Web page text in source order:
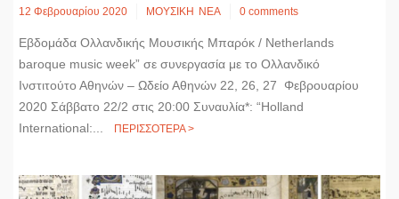
12 Φεβρουαρίου 2020 ΜΟΥΣΙΚΗ ΝΕΑ 0 comments
Εβδομάδα Ολλανδικής Μουσικής Μπαρόκ / Netherlands
baroque music week” σε συνεργασία με το Ολλανδικό
Ινστιτούτο Αθηνών – Ωδείο Αθηνών 22, 26, 27 Φεβρουαρίου
2020 Σάββατο 22/2 στις 20:00 Συναυλία*: “Holland
International:...
ΠΕΡΙΣΣΟΤΕΡΑ >